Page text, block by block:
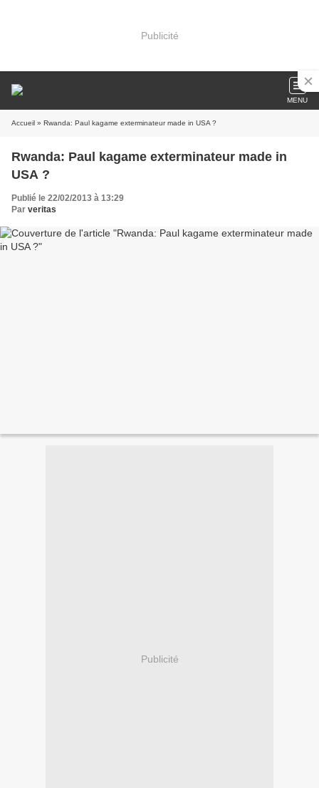
Publicité
MENU
Accueil » Rwanda: Paul kagame exterminateur made in USA ?
Rwanda: Paul kagame exterminateur made in
USA ?
Publié le 22/02/2013 à 13:29
Par veritas
Publicité